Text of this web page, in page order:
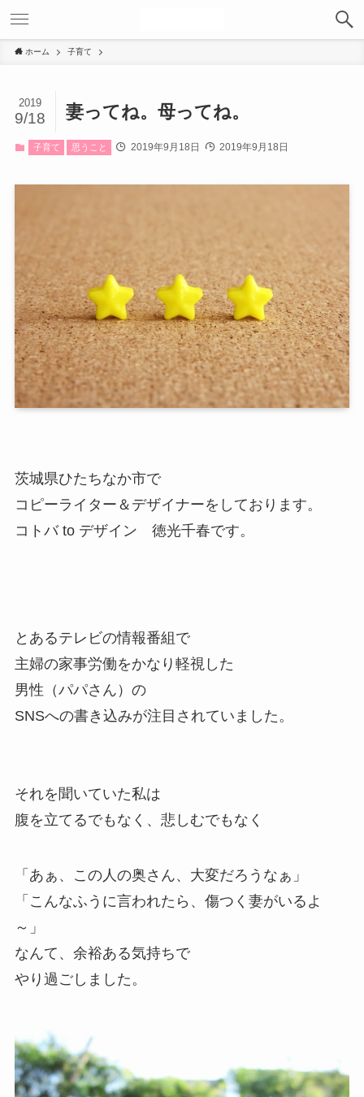
ホーム 子育て
妻ってね。母ってね。
2019
9/18
子育て 思うこと 2019年9月18日 2019年9月18日
茨城県ひたちなか市で
コピーライター＆デザイナーをしております。
コトバ to デザイン 徳光千春です。
とあるテレビの情報番組で
主婦の家事労働をかなり軽視した
男性（パパさん）の
SNSへの書き込みが注目されていました。
それを聞いていた私は
腹を立てるでもなく、悲しむでもなく
「あぁ、この人の奥さん、大変だろうなぁ」
「こんなふうに言われたら、傷つく妻がいるよ
～」
なんて、余裕ある気持ちで
やり過ごしました。